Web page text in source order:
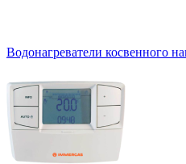
Водонагреватели косвенного